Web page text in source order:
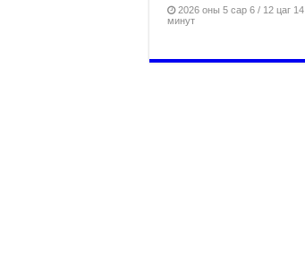
2026 оны 5 сар 6 / 12 цаг 14
минут